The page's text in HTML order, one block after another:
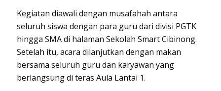
Kegiatan diawali dengan musafahah antara
seluruh siswa dengan para guru dari divisi PGTK
hingga SMA di halaman Sekolah Smart Cibinong.
Setelah itu, acara dilanjutkan dengan makan
bersama seluruh guru dan karyawan yang
berlangsung di teras Aula Lantai 1.